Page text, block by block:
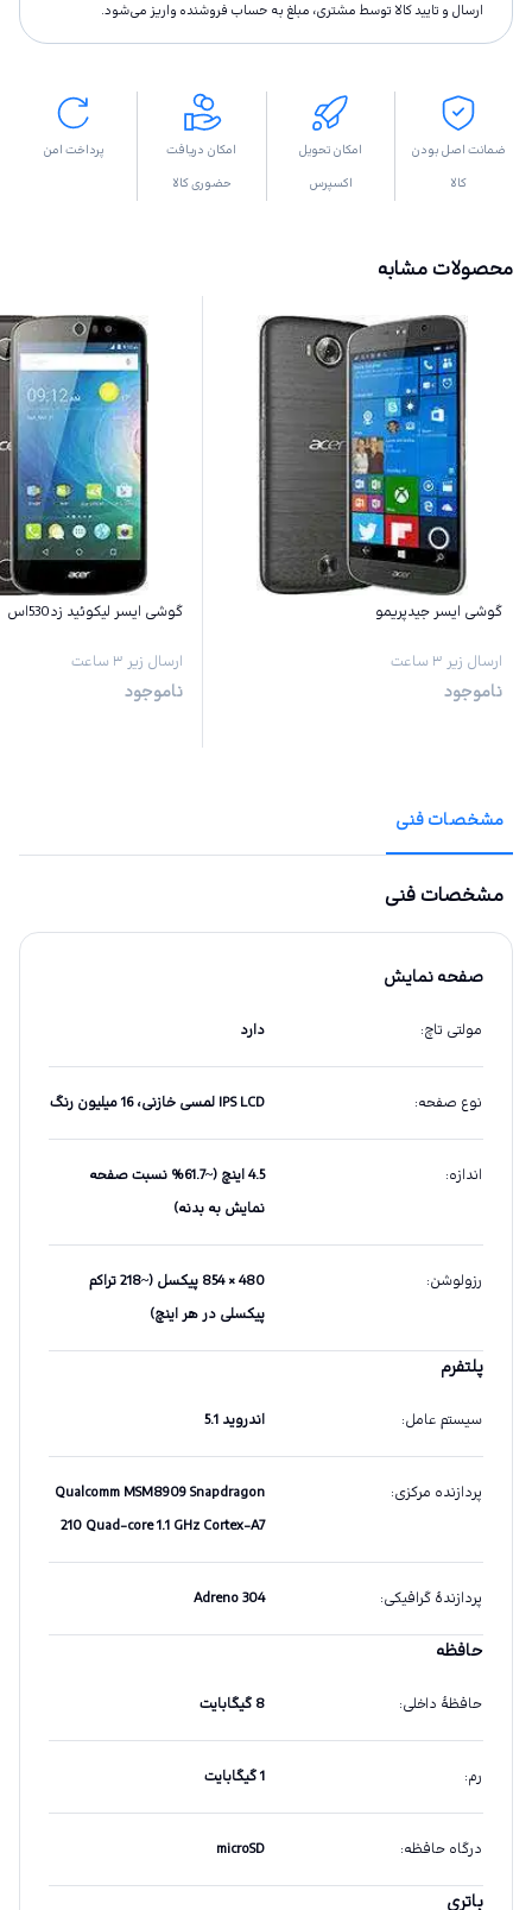
ارسال و تاييد كالا توسط مشتری، مبلغ به حساب فروشنده واريز مى‌شود.
ضمانت اصل بودن
کالا
امکان تحویل
اکسپرس
امکان دریافت
حضوری کالا
پرداخت امن
محصولات مشابه
گوشی ایسر جیدپریمو
ارسال زیر ۳ ساعت
ناموجود
گوشی ایسر لیکوئید زد530اس
ارسال زیر ۳ ساعت
ناموجود
مشخصات فنی
مشخصات فنی
صفحه نمایش
مولتی تاچ: دارد
نوع صفحه: IPS LCD لمسی خازنی، 16 میلیون رنگ
اندازه:
4.5 اینچ (~61.7% نسبت صفحه
نمایش به بدنه)
رزولوشن:
480 × 854 پیکسل (~218 تراکم
پیکسلی در هر اینچ)
پلتفرم
سیستم عامل: اندروید 5.1
پردازنده مرکزی:
Qualcomm MSM8909 Snapdragon
210 Quad-core 1.1 GHz Cortex-A7
پردازندهٔ گرافیکی:
Adreno 304
حافظه
حافظهٔ داخلی: 8 گیگابایت
رم: 1 گیگابایت
درگاه حافظه:
microSD
باتری